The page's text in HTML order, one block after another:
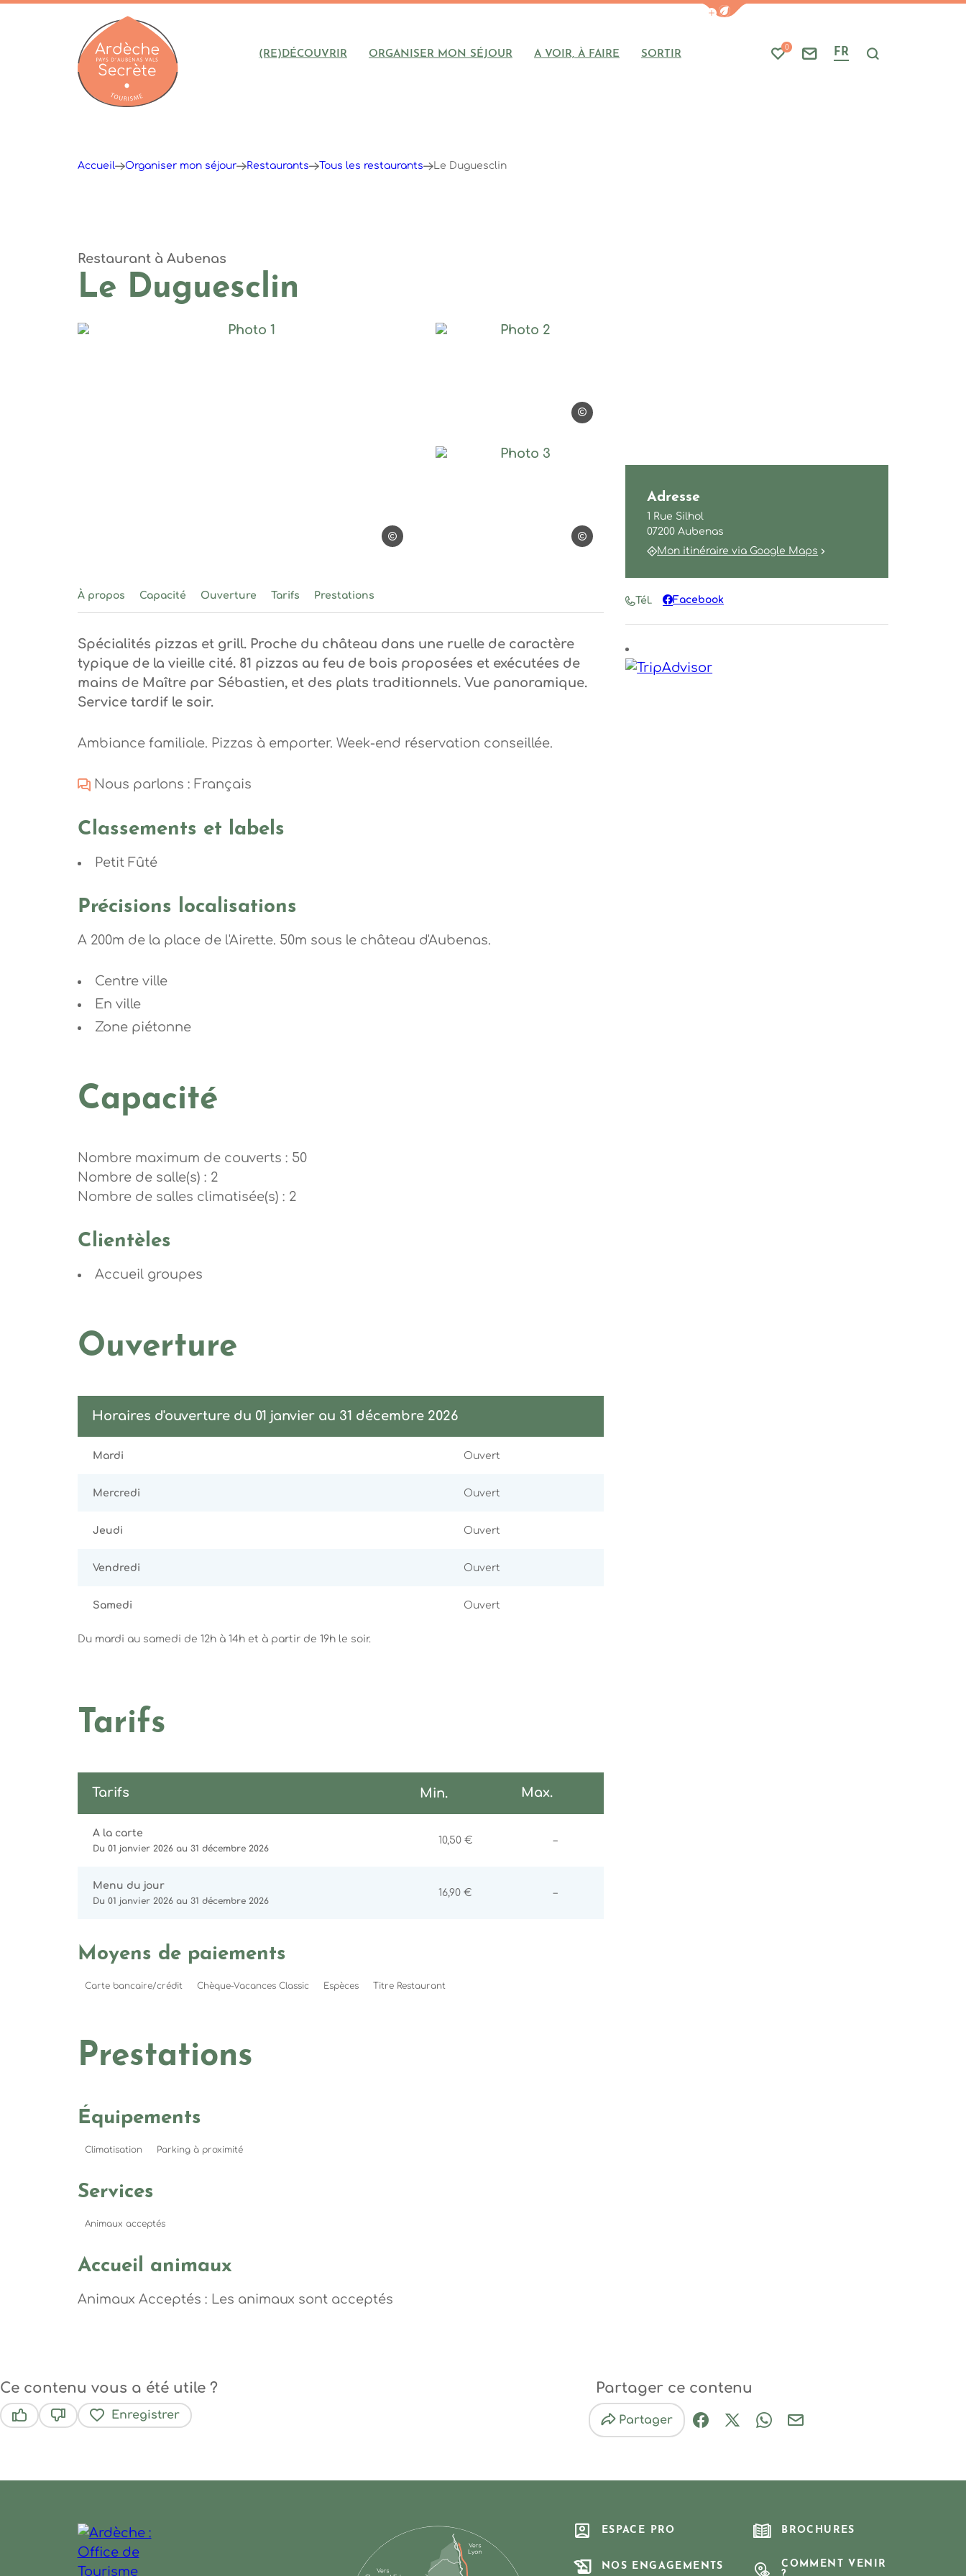
Afficher la barre de navigation du
(RE)DÉCOUVRIR ORGANISER MON SÉJOUR A VOIR, À FAIRE SORTIR Mes favoris
0
Nous contacter
FR Je recherche
Accueil Organiser mon séjour Restaurants Tous les restaurants Le Duguesclin
Restaurant à Aubenas
Le Duguesclin
Photo 1, © Le Duguesclin
Le Duguesclin
Photo 2, © Le Duguesclin
Le Duguesclin
Photo 3, © Le Duguesclin
Le Duguesclin
À propos Capacité Ouverture Tarifs Prestations
Spécialités pizzas et grill. Proche du château dans une ruelle de caractère
typique de la vieille cité. 81 pizzas au feu de bois proposées et exécutées de
mains de Maître par Sébastien, et des plats traditionnels. Vue panoramique.
Service tardif le soir.
Ambiance familiale. Pizzas à emporter. Week-end réservation conseillée.
Nous parlons : Français
Classements et labels
Petit Fûté
Précisions localisations
A 200m de la place de l'Airette. 50m sous le château d'Aubenas.
Centre ville
En ville
Zone piétonne
Capacité
Nombre maximum de couverts : 50
Nombre de salle(s) : 2
Nombre de salles climatisée(s) : 2
Clientèles
Accueil groupes
Ouverture
Horaires d'ouverture du 01 janvier au 31 décembre 2026
Mardi Ouvert
Mercredi Ouvert
Jeudi Ouvert
Vendredi Ouvert
Samedi Ouvert
Du mardi au samedi de 12h à 14h et à partir de 19h le soir.
Tarifs
Tarifs Min. Max.
A la carte
Du 01 janvier 2026 au 31 décembre 2026
10,50 € –Non communiqué
Menu du jour
Du 01 janvier 2026 au 31 décembre 2026
16,90 € –Non communiqué
Moyens de paiements
Carte bancaire/crédit Chèque-Vacances Classic Espèces Titre Restaurant
Prestations
Équipements
Climatisation Parking à proximité
Services
Animaux acceptés
Accueil animaux
Animaux Acceptés : Les animaux sont acceptés
Adresse
1 Rue Silhol
07200 Aubenas
Mon itinéraire via Google Maps
Tél. Facebook
Ce contenu vous a été utile ?
Enregistrer
Partager ce contenu
Partager
Partager sur Facebook (nouvelle
Partager sur X / Twitter (nouvelle
Partager sur WhatsApp
Partager par mail
ESPACE PRO BROCHURES
NOS ENGAGEMENTS
COMMENT VENIR